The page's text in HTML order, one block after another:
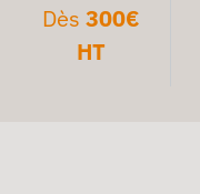
Dès300€
HT